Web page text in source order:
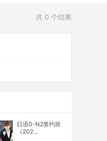
共 0 个结果
日语0-N2签约班
（202...